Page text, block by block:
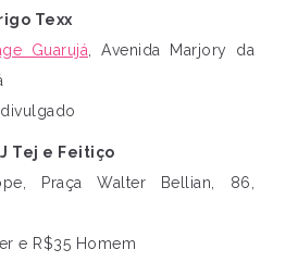
Texx
Guarujá , Avenida Marjory da
Tej e Feitiço
Praça Walter Bellian, 86,
e R$35 Homem